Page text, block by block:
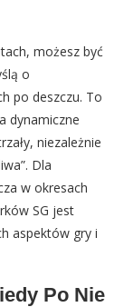
możesz być
o
po deszczu. To
dynamiczne
niezależnie
Dla
w okresach
SG jest
aspektów gry i
Po Nie